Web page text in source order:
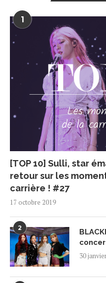
1
[TOP 10] Sulli, star
retour sur les
carrière ! #27
17 octobre 2019
2
30